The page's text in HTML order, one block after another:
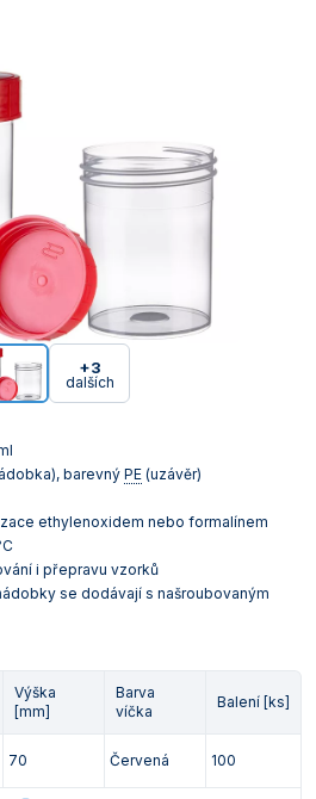
+3
dalších
barevný PE (uzávěr)
ethylenoxidem nebo formalínem
i přepravu vzorků
se dodávají s našroubovaným
Výška
[mm]
Barva
víčka
Balení [ks]
70 Červená 100